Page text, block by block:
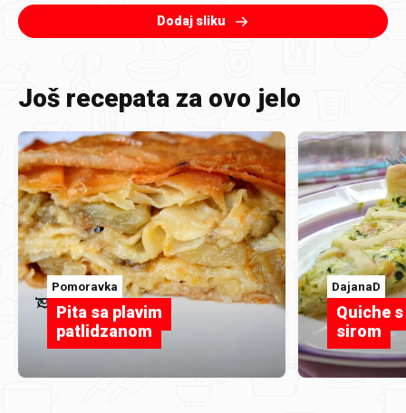
Dodaj sliku
Još recepata za ovo jelo
Pomoravka
Pita sa plavim
patlidzanom
DajanaD
Quiche
sirom